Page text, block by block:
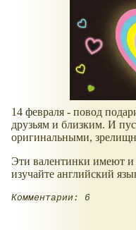
14 февраля - повод
друзьям и близким. И
оригинальными,
Эти валентинки имеют и
изучайте английский
Комментарии: 6